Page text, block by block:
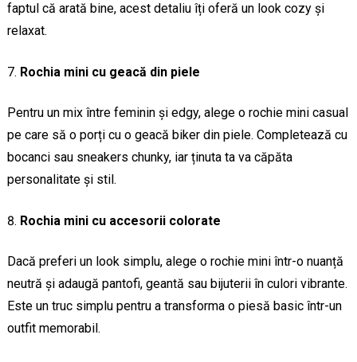
faptul că arată bine, acest detaliu îți oferă un look cozy și
relaxat.
Rochia mini cu geacă din piele
Pentru un mix între feminin și edgy, alege o rochie mini casual
pe care să o porți cu o geacă biker din piele. Completează cu
bocanci sau sneakers chunky, iar ținuta ta va căpăta
personalitate și stil.
Rochia mini cu accesorii colorate
Dacă preferi un look simplu, alege o rochie mini într-o nuanță
neutră și adaugă pantofi, geantă sau bijuterii în culori vibrante.
Este un truc simplu pentru a transforma o piesă basic într-un
outfit memorabil.